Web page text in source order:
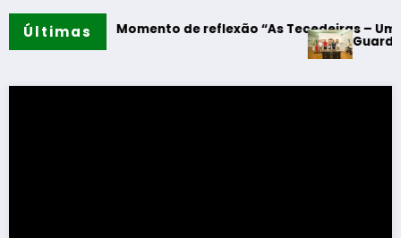
Últimas
– Momento de reflexão “As Tecedeiras – Uma
Guarda –